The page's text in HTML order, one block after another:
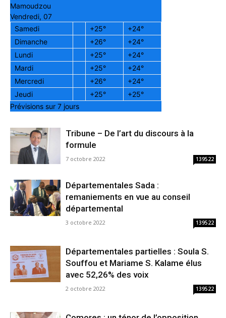
Mamoudzou
Vendredi, 07
Samedi
+25° +24°
Dimanche
+26° +24°
Lundi
+25° +24°
Mardi
+25° +24°
Mercredi
+26° +24°
Jeudi
+25° +25°
Prévisions sur 7 jours
Tribune – De l’art du discours à la
formule
7 octobre 2022 139522
Départementales Sada :
remaniements en vue au conseil
départemental
3 octobre 2022 139522
Départementales partielles : Soula S.
Souffou et Mariame S. Kalame élus
avec 52,26% des voix
2 octobre 2022 139522